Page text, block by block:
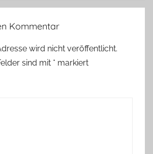
Kommentar
wird nicht veröffentlicht.
sind mit * markiert